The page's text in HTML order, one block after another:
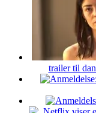
trailer til